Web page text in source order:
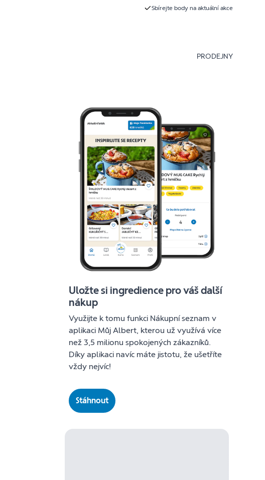
Sbírejte body na aktuální akce
PRODEJNY
Uložte si ingredience pro váš další
nákup
Využijte k tomu funkci Nákupní seznam v
aplikaci Můj Albert, kterou už využívá více
než 3,5 milionu spokojených zákazníků.
Díky aplikaci navíc máte jistotu, že ušetříte
vždy nejvíc!
Stáhnout